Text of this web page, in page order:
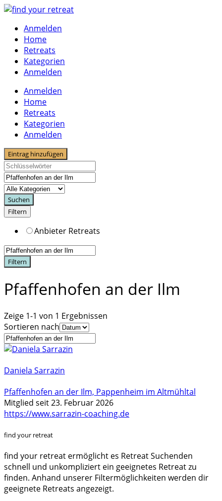
Skip
contentAnmelden
Home
Retreats
Kategorien
Anmelden
Anmelden
Home
Retreats
Kategorien
Anmelden
Eintrag hinzufügen
Suchen
Filtern
Anbieter Retreats
Filtern
Pfaffenhofen an der Ilm
Zeige 1-1 von 1 Ergebnissen
Sortieren nach
Daniela Sarrazin
Pfaffenhofen an der Ilm, Pappenheim im Altmühltal
Mitglied seit 23. Februar 2026
https://www.sarrazin-coaching.de
find your retreat
find your retreat ermöglicht es Retreat Suchenden
schnell und unkompliziert ein geeignetes Retreat zu
finden. Anhand unserer Filtermöglichkeiten werden dir
geeignete Retreats angezeigt.